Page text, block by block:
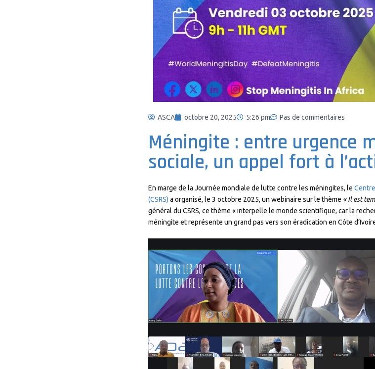
ASCA octobre 20, 2025 5:26 pm Pas de commentaires
Méningite : entre urgence
sociale, un appel fort à
En marge de la Journée mondiale de lutte contre les méningites, le
(CSRS) a organisé, le 3 octobre 2025, un webinaire sur le thème « Il est
général du CSRS, ce thème « interpelle le monde scientifique, car la
méningite et représente un grand pas vers son éradication en Côte